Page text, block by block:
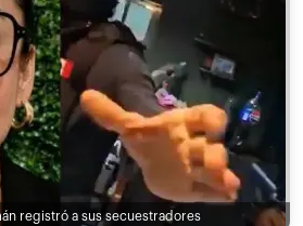
registró a sus secuestradores